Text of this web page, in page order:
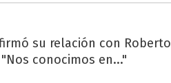
su relación con Roberto
conocimos en..."